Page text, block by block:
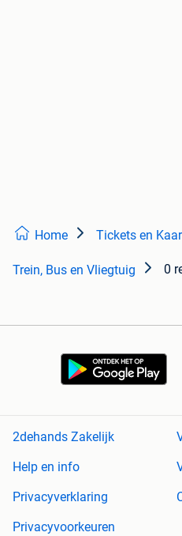
Home Tickets en
Trein, Bus en Vliegtuig 0
2dehands Zakelijk
Help en info
Privacyverklaring
Privacyvoorkeuren